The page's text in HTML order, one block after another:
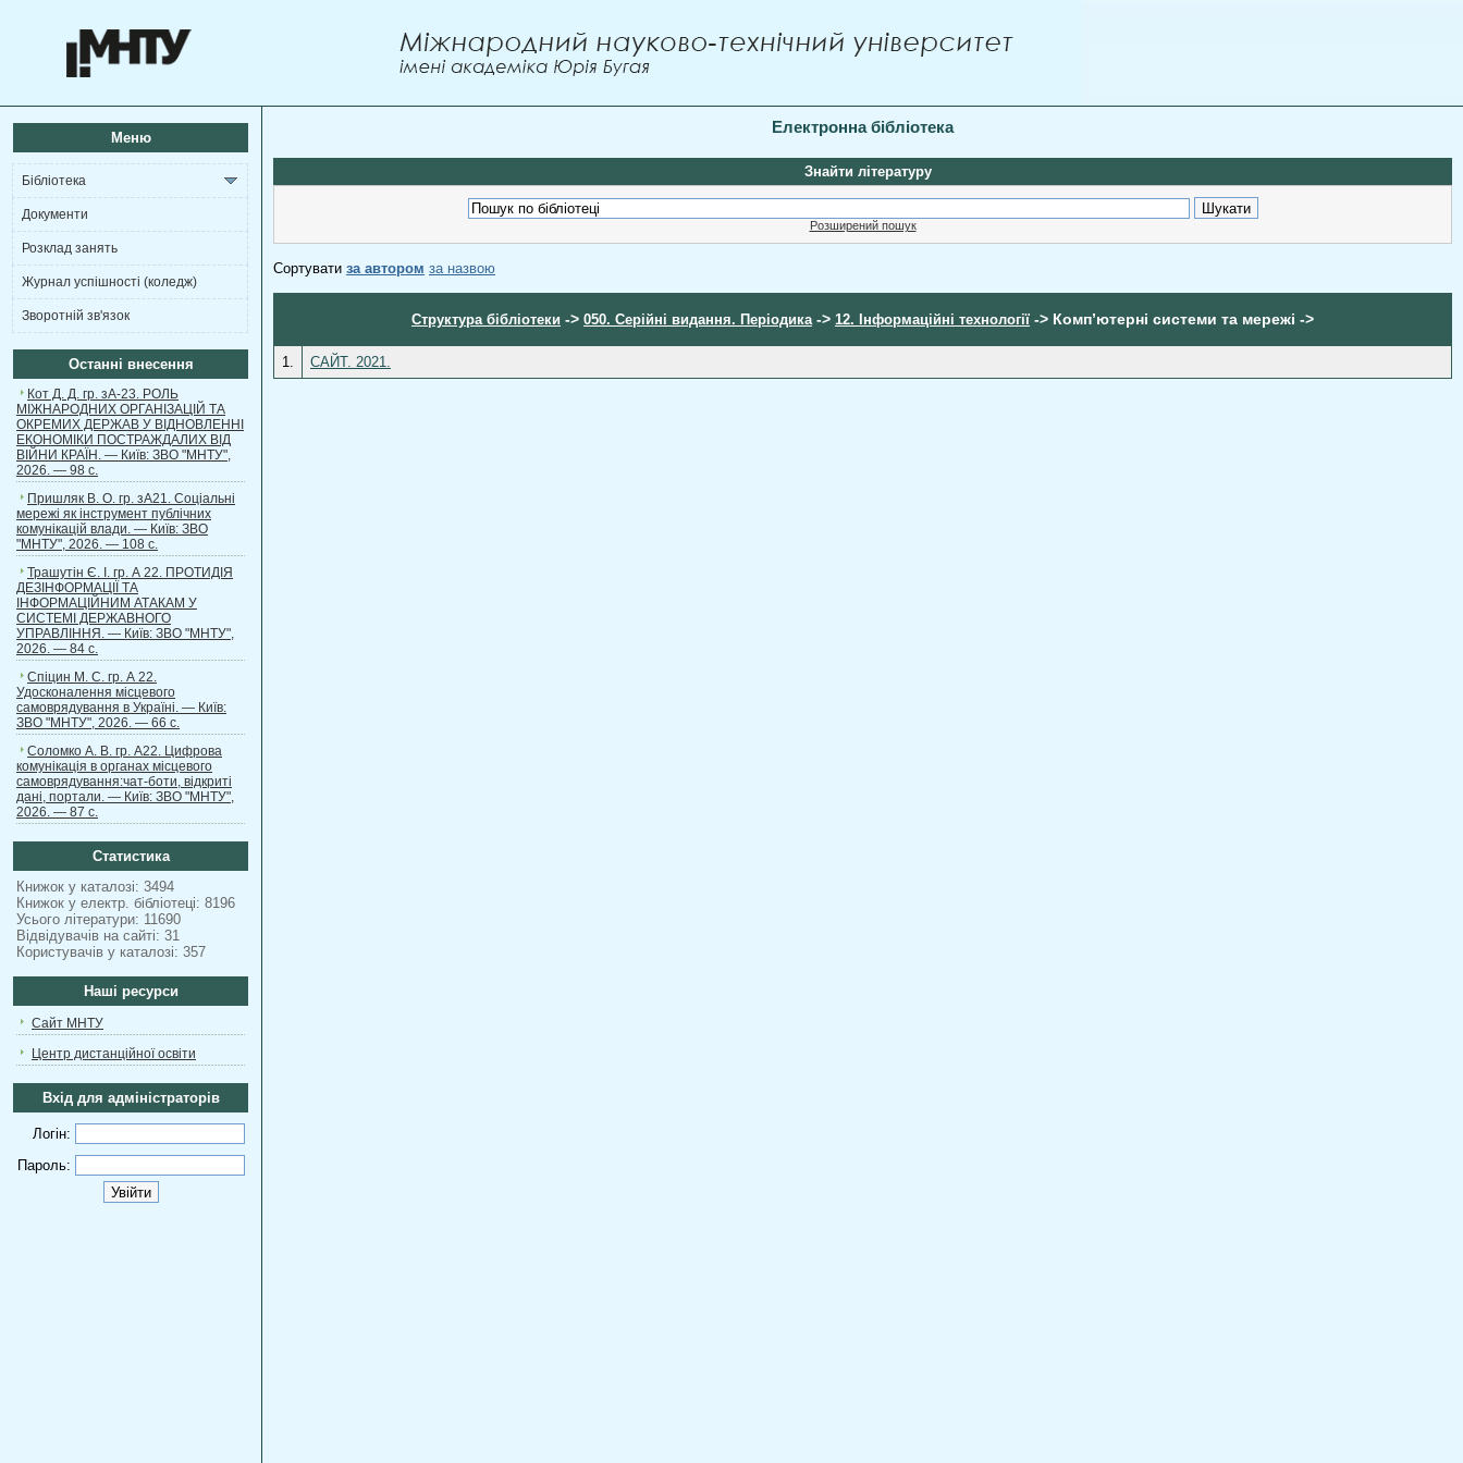
Меню
Бібліотека
Документи
Розклад занять
Журнал успішності (коледж)
Зворотній зв'язок
Останні внесення
Кот Д. Д. гр. зА-23. РОЛЬ
МІЖНАРОДНИХ ОРГАНІЗАЦІЙ ТА
ОКРЕМИХ ДЕРЖАВ У ВІДНОВЛЕННІ
ЕКОНОМІКИ ПОСТРАЖДАЛИХ ВІД
ВІЙНИ КРАЇН. — Київ: ЗВО "МНТУ",
2026. — 98 с.
Пришляк В. О. гр. зА21. Соціальні
мережі як інструмент публічних
комунікацій влади. — Київ: ЗВО
"МНТУ", 2026. — 108 с.
Трашутін Є. І. гр. А 22. ПРОТИДІЯ
ДЕЗІНФОРМАЦІЇ ТА
ІНФОРМАЦІЙНИМ АТАКАМ У
СИСТЕМІ ДЕРЖАВНОГО
УПРАВЛІННЯ. — Київ: ЗВО "МНТУ",
2026. — 84 с.
Спіцин М. С. гр. А 22.
Удосконалення місцевого
самоврядування в Україні. — Київ:
ЗВО "МНТУ", 2026. — 66 с.
Соломко А. В. гр. А22. Цифрова
комунікація в органах місцевого
самоврядування:чат-боти, відкриті
дані, портали. — Київ: ЗВО "МНТУ",
2026. — 87 с.
Статистика
Книжок у каталозі: 3494
Книжок у електр. бібліотеці: 8196
Усього літератури: 11690
Відвідувачів на сайті: 31
Користувачів у каталозі: 357
Наші ресурси
Сайт МНТУ
Центр дистанційної освіти
Вхід для адміністраторів
Логін:
Пароль:
Електронна бібліотека
Знайти літературу
Розширений пошук
Сортувати за автором за назвою
Структура бібліотеки -> 050. Серійні видання. Періодика -> 12. Інформаційні технології -> Комп’ютерні системи та мережі ->
1. САЙТ. 2021.